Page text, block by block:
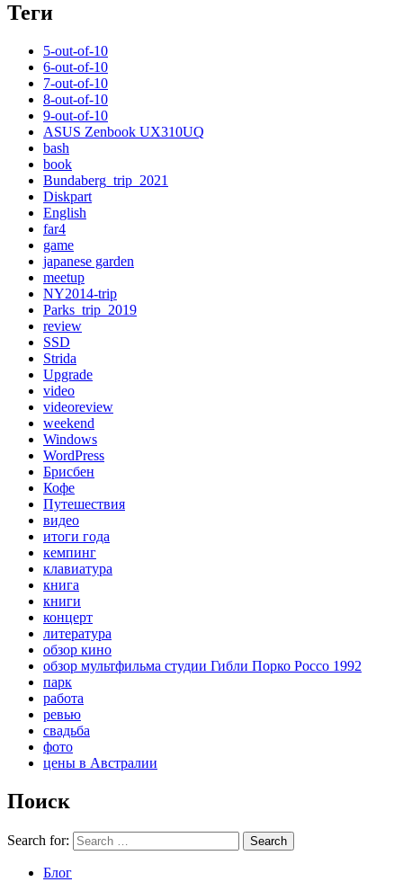
Теги
5-out-of-10
6-out-of-10
7-out-of-10
8-out-of-10
9-out-of-10
ASUS Zenbook UX310UQ
bash
book
Bundaberg_trip_2021
Diskpart
English
far4
game
japanese garden
meetup
NY2014-trip
Parks_trip_2019
review
SSD
Strida
Upgrade
video
videoreview
weekend
Windows
WordPress
Брисбен
Кофе
Путешествия
видео
итоги года
кемпинг
клавиатура
книга
книги
концерт
литература
обзор кино
обзор мультфильма студии Гибли Порко Россо 1992
парк
работа
ревью
свадьба
фото
цены в Австралии
Поиск
Search for: Search
Блог